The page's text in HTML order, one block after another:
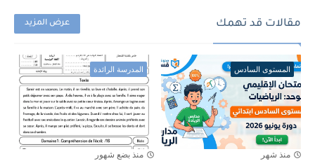
مقالات قد تهمك عرض المزيد
المستوى السادس
منذ شهر
المدرسة الرائدة
منذ بضع شهور